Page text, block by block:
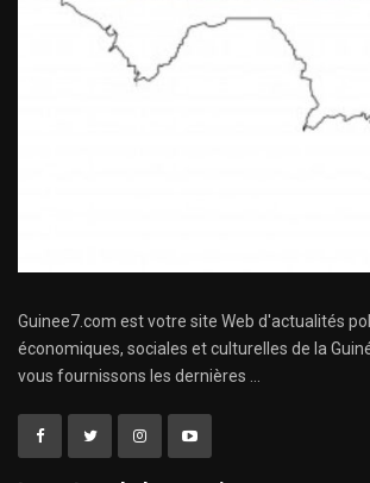
Guinee7.com est votre site Web d'actualités
économiques, sociales et culturelles de la
vous fournissons les dernières ...